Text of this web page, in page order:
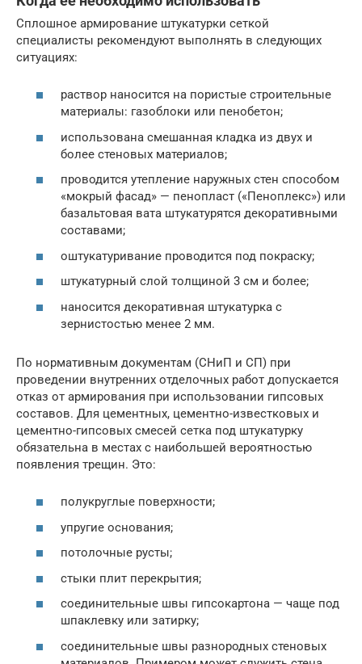
Сплошное армирование штукатурки сеткой
специалисты рекомендуют выполнять в следующих
ситуациях:
раствор наносится на пористые строительные
материалы: газоблоки или пенобетон;
использована смешанная кладка из двух и
более стеновых материалов;
проводится утепление наружных стен способом
«мокрый фасад» — пенопласт («Пеноплекс») или
базальтовая вата штукатурятся декоративными
составами;
оштукатуривание проводится под покраску;
штукатурный слой толщиной 3 см и более;
наносится декоративная штукатурка с
зернистостью менее 2 мм.
По нормативным документам (СНиП и СП) при
проведении внутренних отделочных работ допускается
отказ от армирования при использовании гипсовых
составов. Для цементных, цементно-известковых и
цементно-гипсовых смесей сетка под штукатурку
обязательна в местах с наибольшей вероятностью
появления трещин. Это:
полукруглые поверхности;
упругие основания;
потолочные русты;
стыки плит перекрытия;
соединительные швы гипсокартона — чаще под
шпаклевку или затирку;
соединительные швы разнородных стеновых